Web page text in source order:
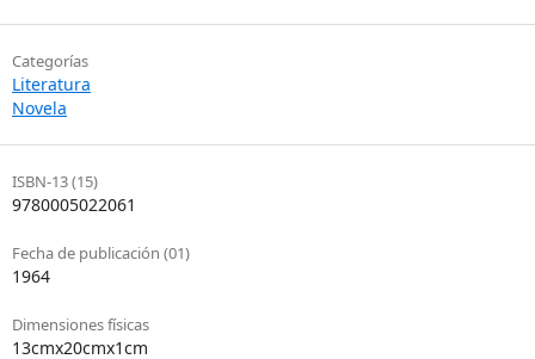
Categorías
Literatura
Novela
ISBN-13 (15)
9780005022061
Fecha de publicación (01)
1964
Dimensiones físicas
13cmx20cmx1cm